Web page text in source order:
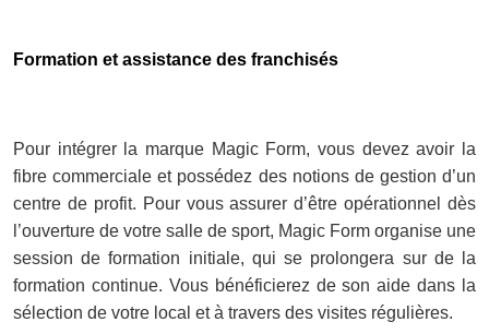
Formation et assistance des franchisés
Pour intégrer la marque Magic Form, vous devez avoir la
fibre commerciale et possédez des notions de gestion d’un
centre de profit. Pour vous assurer d’être opérationnel dès
l’ouverture de votre salle de sport, Magic Form organise une
session de formation initiale, qui se prolongera sur de la
formation continue. Vous bénéficierez de son aide dans la
sélection de votre local et à travers des visites régulières.